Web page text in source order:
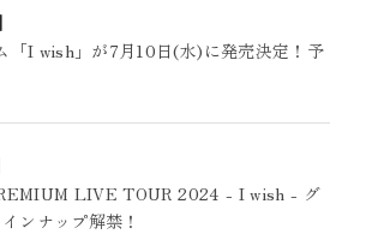
「I wish」が7月10日(水)に発売決定！予
LIVE TOUR 2024 - I wish - グ
ンナップ解禁！